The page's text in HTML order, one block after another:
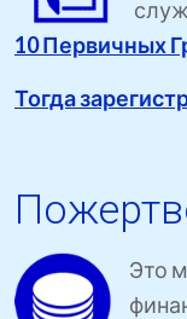
10 Первичных
Тогда
Это